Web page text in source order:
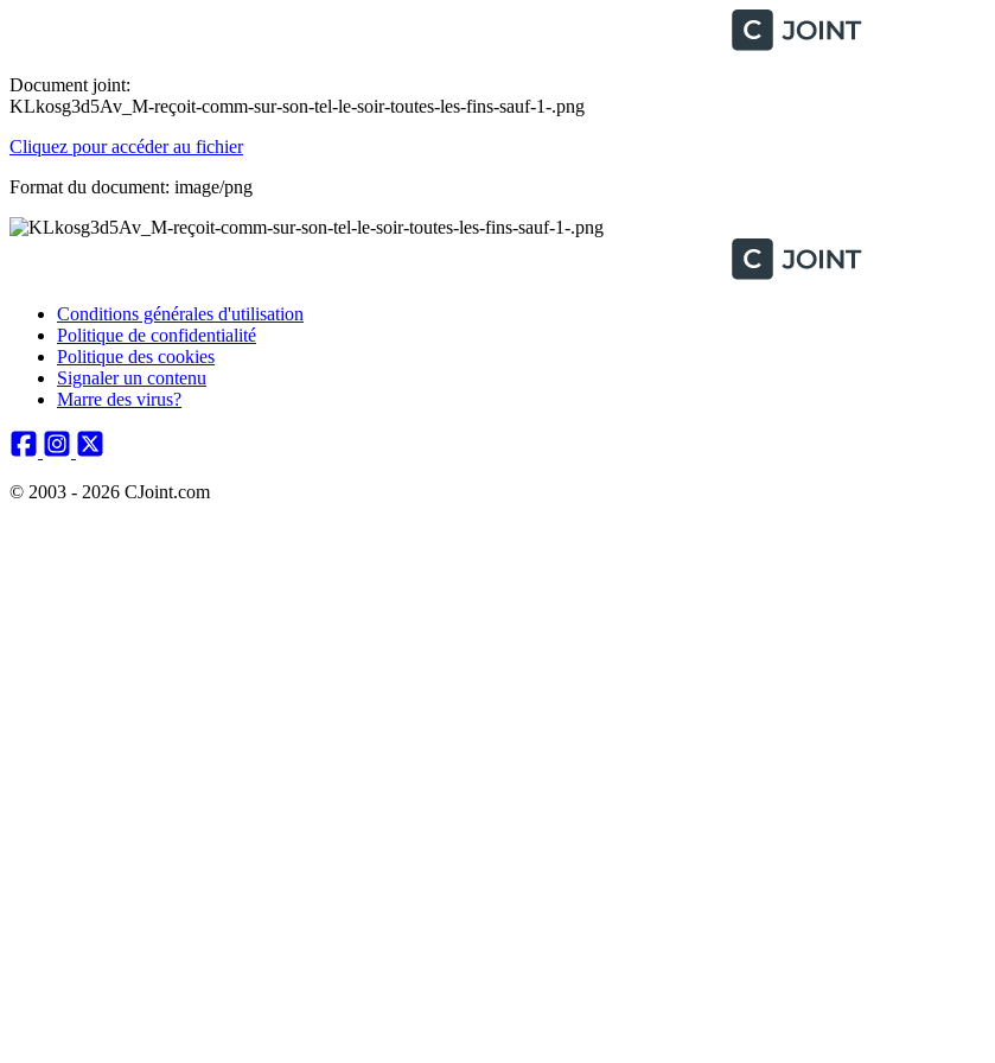
Document joint:
KLkosg3d5Av_M-reçoit-comm-sur-son-tel-le-soir-toutes-les-fins-sauf-1-.png
Cliquez pour accéder au fichier
Format du document: image/png
Conditions générales d'utilisation
Politique de confidentialité
Politique des cookies
Signaler un contenu
Marre des virus?
© 2003 - 2026 CJoint.com